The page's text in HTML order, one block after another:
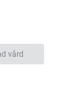
vård